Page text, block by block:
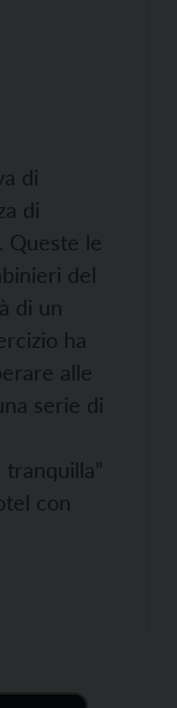
di
di
Queste le
del
di un
ha
alle
serie di
tranquilla”
con